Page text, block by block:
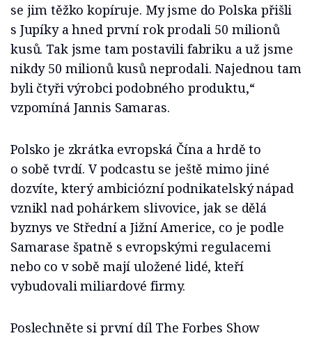
se jim těžko kopíruje. My jsme do Polska přišli
s Jupíky a hned první rok prodali 50 milionů
kusů. Tak jsme tam postavili fabriku a už jsme
nikdy 50 milionů kusů neprodali. Najednou tam
byli čtyři výrobci podobného produktu,“
vzpomíná Jannis Samaras.
Polsko je zkrátka evropská Čína a hrdě to
o sobě tvrdí. V podcastu se ještě mimo jiné
dozvíte, který ambiciózní podnikatelský nápad
vznikl nad pohárkem slivovice, jak se dělá
byznys ve Střední a Jižní Americe, co je podle
Samarase špatně s evropskými regulacemi
nebo co v sobě mají uložené lidé, kteří
vybudovali miliardové firmy.
Poslechněte si první díl The Forbes Show